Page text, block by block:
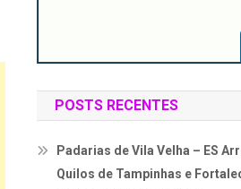
POSTS RECENTES
Padarias de Vila Velha – ES
Quilos de Tampinhas e